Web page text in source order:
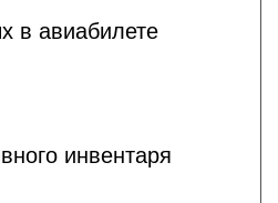
в авиабилете
инвентаря